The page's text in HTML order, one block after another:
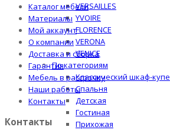
VERSAILLES
YVOIRE
FLORENCE
VERONA
VENICE
По категориям
Классический шкаф-купе
Спальня
Детская
Гостиная
Прихожая
Каталог мебели
Материалы
Мой аккаунт
О компании
Доставка и сборка
Гарантия
Мебель в рассрочку
Наши работы
Контакты
Контакты